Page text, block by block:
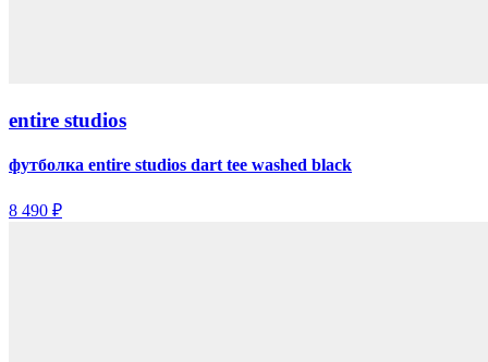
entire studios
футболка entire studios dart tee washed black
8 490 ₽